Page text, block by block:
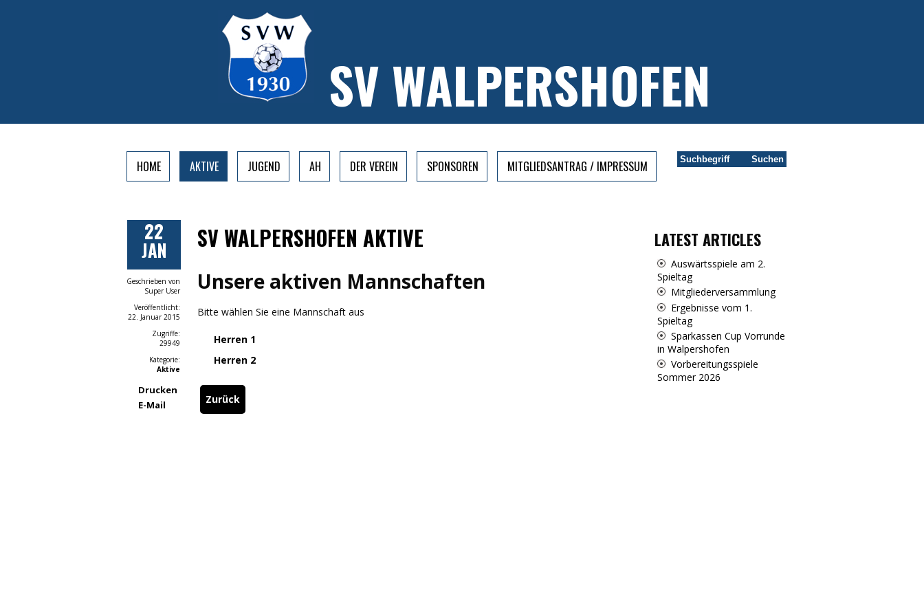
SV WALPERSHOFEN
HOME AKTIVE JUGEND AH DER VEREIN SPONSOREN MITGLIEDSANTRAG / IMPRESSUM
22
JAN
Geschrieben von
Super User
Veröffentlicht:
22. Januar 2015
Zugriffe:
29949
Kategorie:
Aktive
Drucken
E-Mail
SV WALPERSHOFEN AKTIVE
Unsere aktiven Mannschaften
Bitte wählen Sie eine Mannschaft aus
Herren 1
Herren 2
Zurück
LATEST ARTICLES
Auswärtsspiele am 2.
Spieltag
Mitgliederversammlung
Ergebnisse vom 1.
Spieltag
Sparkassen Cup Vorrunde
in Walpershofen
Vorbereitungsspiele
Sommer 2026